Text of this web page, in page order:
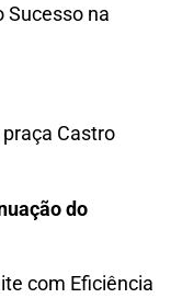
Sucesso na
Castro
do
com Eficiência